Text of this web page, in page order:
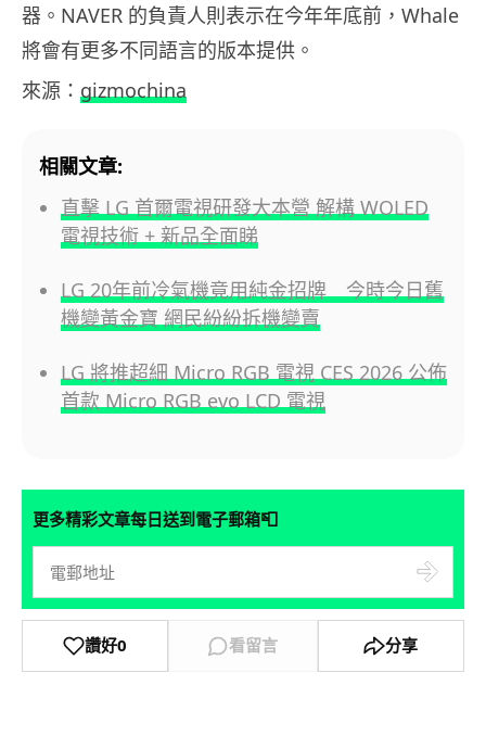
器。NAVER 的負責人則表示在今年年底前，Whale
將會有更多不同語言的版本提供。
來源： gizmochina
相關文章:
直擊 LG 首爾電視研發大本營 解構 WOLED
電視技術 + 新品全面睇
LG 20年前冷氣機竟用純金招牌 今時今日舊
機變黃金寶 網民紛紛拆機變賣
LG 將推超細 Micro RGB 電視 CES 2026 公佈
首款 Micro RGB evo LCD 電視
更多精彩文章每日送到電子郵箱📮
讚好0 看留言 分享